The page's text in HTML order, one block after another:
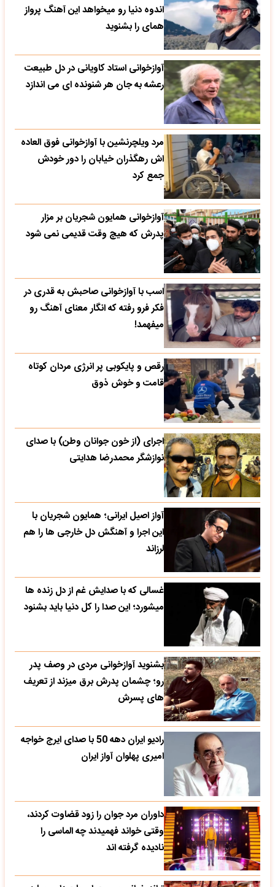
اندوه دنیا رو میخواهد این آهنگ پرواز
همای را بشنوید
آوازخوانی استاد کاویانی در دل طبیعت
رعشه به جان هر شنونده ای می اندازد
مرد ویلچرنشین با آوازخوانی فوق العاده
اش رهگذران خیابان را دور خودش
جمع کرد
آوازخوانی همایون شجریان بر مزار
پدرش که هیچ وقت قدیمی نمی شود
اسب با آوازخوانی صاحبش به قدری در
فکر فرو رفته که انگار معنای آهنگ رو
میفهمد!
رقص و پایکوبی پر انرژی مردان کوتاه
قامت و خوش ذوق
اجرای (از خون جوانان وطن) با صدای
نوازشگر محمدرضا هدایتی
آواز اصیل ایرانی؛ همایون شجریان با
این اجرا و آهنگش دل خارجی ها را هم
لرزاند
غسالی که با صدایش غم از دل زنده ها
میشورد؛ این صدا را کل دنیا باید بشنود
بشنوید آوازخوانی مردی در وصف پدر
رو؛ چشمان پدرش برق میزند از تعریف
های پسرش
رادیو ایران دهه 50 با صدای ایرج خواجه
امیری پهلوان آواز ایران
داوران مرد جوان را زود قضاوت کردند،
وقتی خواند فهمیدند چه الماسی را
نادیده گرفته اند